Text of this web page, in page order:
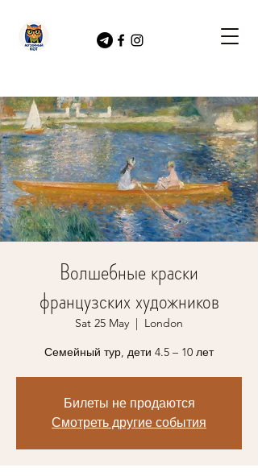
Волшебные краски
французских художников
Sat 25 May
  |
London
Семейный тур, дети 4.5 – 10 лет
Билеты не продаются
Смотреть другие события